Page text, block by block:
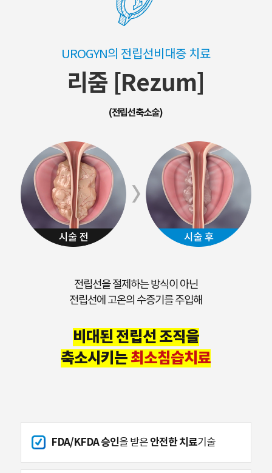
UROGYN의 전립선비대증 치료
리줌 [Rezum]
(전립선축소술)
전립선을 절제하는 방식이 아닌
전립선에 고온의 수증기를 주입해
비대된 전립선 조직을
축소시키는 최소침습치료
FDA/KFDA 승인을 받은안전한 치료기술